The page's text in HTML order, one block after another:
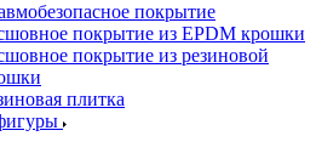
покрытие
покрытие из EPDM крошки
покрытие из резиновой
плитка